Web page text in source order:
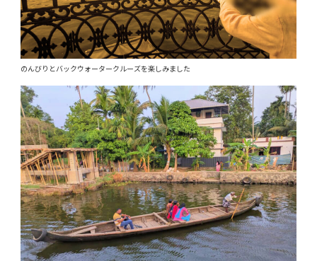
のんびりとバックウォータークルーズを楽しみました